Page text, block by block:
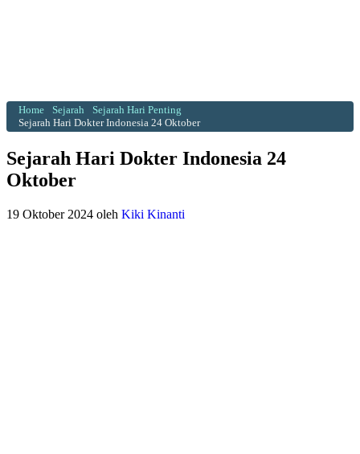
Home Sejarah
Sejarah Hari Penting
Sejarah Hari Dokter Indonesia 24 Oktober
Sejarah Hari Dokter Indonesia 24
Oktober
19 Oktober 2024 oleh Kiki Kinanti